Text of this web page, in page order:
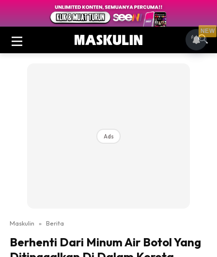
Ads
Maskulin » Berita
Berhenti Dari Minum Air Botol Yang
NEW